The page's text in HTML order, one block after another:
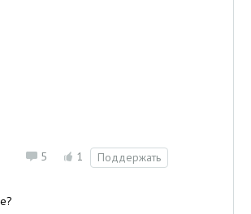
5 1 Поддержать